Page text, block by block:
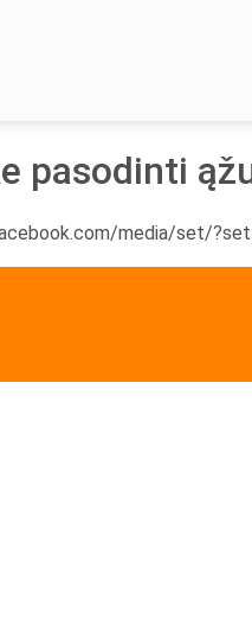
pasodinti
media/set/